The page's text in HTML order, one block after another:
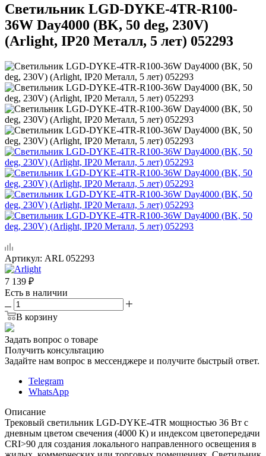
Светильник LGD-DYKE-4TR-R100-
36W Day4000 (BK, 50 deg, 230V)
(Arlight, IP20 Металл, 5 лет) 052293
Артикул: ARL 052293
7 139 ₽
Есть в наличии
В корзину
Задать вопрос о товаре
Получить консультацию
Задайте нам вопрос в мессенджере и получите быстрый ответ.
Telegram
WhatsApp
Описание
Трековый светильник LGD-DYKE-4TR мощностью 36 Вт с
дневным цветом свечения (4000 К) и индексом цветопередачи
CRI>90 для создания локального направленного освещения в